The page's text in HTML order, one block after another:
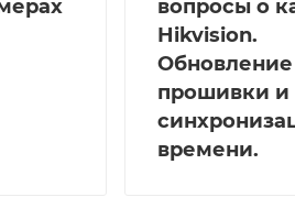
вопросы о
Hikvision.
Обновление
прошивки и
времени.